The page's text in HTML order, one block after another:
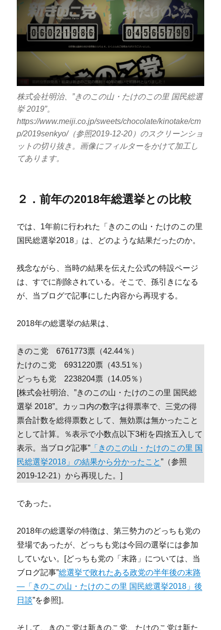
株式会社明治、”きのこの山・たけのこの里 国民総選
挙 2019”。
https://www.meiji.co.jp/sweets/chocolate/kinotake/cm
p/2019senkyo/（参照2019-12-20）のスクリーンショ
ットの切り抜き。画像にフィルターをかけて加工し
てあります。
２．前年の2018年総選挙との比較
では、1年前に行われた「きのこの山・たけのこの里
国民総選挙2018」は、どのような結果だったのか。
残念ながら、当時の結果を伝えた公式の特設ページ
は、すでに削除されている。そこで、孫引きになる
が、当ブログで記事にした内容から再現する。
2018年の総選挙の結果は、
きのこ党 6761773票（42.44％）
たけのこ党 6931220票（43.51％）
どっちも党 2238204票（14.05％）
[株式会社明治、”きのこの山・たけのこの里 国民総
選挙 2018”。カッコ内の数字は得票率で、三党の得
票合計数を総得票数として、無効票は無かったこと
として計算。％表示で小数点以下3桁を四捨五入して
表示。当ブログ記事” 「きのこの山・たけのこの里 国
民総選挙2018」の結果から分かったこと”（参照
2019-12-21）から再現した。]
であった。
2018年の総選挙の特徴は、第三勢力のどっちも党の
登場であったが、どっちも党は今回の選挙には参加
していない。[どっちも党の「末路」については、当
ブログ記事”総選挙で敗れたある政党の半年後の末路
―「きのこの山・たけのこの里 国民総選挙2018」後
日談”を参照]。
そして、きのこ党は新きのこ党、たけのこ党は新た